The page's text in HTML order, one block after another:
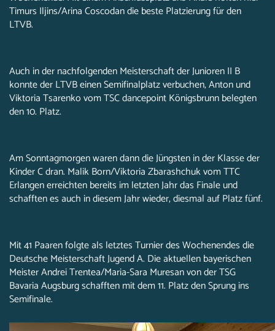
Timurs Iljins/Arina Coscodan die beste Platzierung für den
LTVB.
Auch in der nachfolgenden Meisterschaft der Junioren II B
konnte der LTVB einen Semifinalplatz verbuchen, Anton und
Viktoria Tsarenko vom TSC dancepoint Königsbrunn belegten
den 10. Platz.
Am Sonntagmorgen waren dann die Jüngsten in der Klasse der
Kinder C dran. Malik Born/Viktoria Zbarashchuk vom TTC
Erlangen erreichten bereits im letzten Jahr das Finale und
schafften es auch in diesem Jahr wieder, diesmal auf Platz fünf.
Mit 41 Paaren folgte als letztes Turnier des Wochenendes die
Deutsche Meisterschaft Jugend A. Die aktuellen bayerischen
Meister Andrei Trentea/Maria-Sara Muresan von der TSG
Bavaria Augsburg schafften mit dem 11. Platz den Sprung ins
Semifinale.